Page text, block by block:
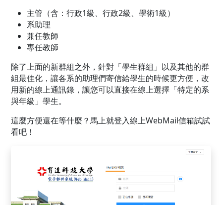
主管（含：行政1級、行政2級、學術1級）
系助理
兼任教師
專任教師
除了上面的新群組之外，針對「學生群組」以及其他的群
組最佳化，讓各系的助理們寄信給學生的時候更方便，改
用新的線上通訊錄，讓您可以直接在線上選擇「特定的系
與年級」學生。
這麼方便還在等什麼？馬上就登入線上WebMail信箱試試
看吧！